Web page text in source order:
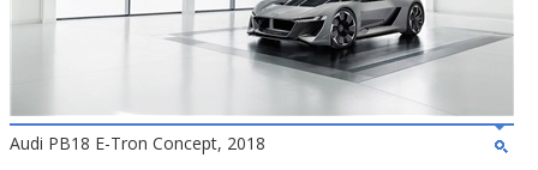
Audi PB18 E-Tron Concept, 2018